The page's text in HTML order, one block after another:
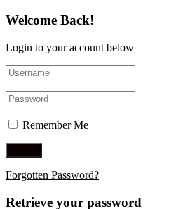
Welcome Back!
Login to your account below
Remember Me
Forgotten Password?
Retrieve your password